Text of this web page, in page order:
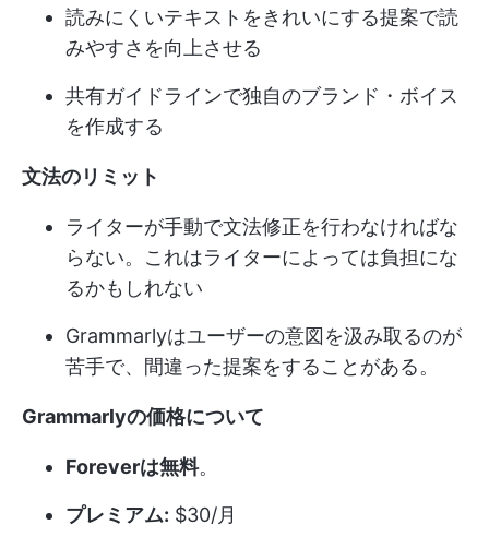
読みにくいテキストをきれいにする提案で読
みやすさを向上させる
共有ガイドラインで独自のブランド・ボイス
を作成する
文法のリミット
ライターが手動で文法修正を行わなければな
らない。これはライターによっては負担にな
るかもしれない
Grammarlyはユーザーの意図を汲み取るのが
苦手で、間違った提案をすることがある。
Grammarlyの価格について
Foreverは無料。
プレミアム: $30/月